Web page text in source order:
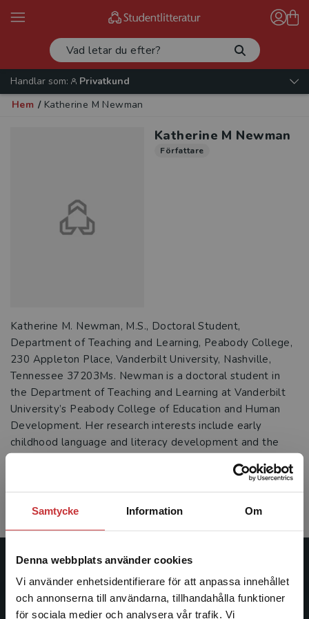
Samtycke Information Om
Denna webbplats använder cookies
Vi använder enhetsidentifierare för att anpassa innehållet
och annonserna till användarna, tillhandahålla funktioner
för sociala medier och analysera vår trafik. Vi
Handlar som:
Privatkund
Hem / Katherine M Newman
Katherine M Newman
Författare
Katherine M. Newman, M.S., Doctoral Student,
Department of Teaching and Learning, Peabody College,
230 Appleton Place, Vanderbilt University, Nashville,
Tennessee 37203Ms. Newman is a doctoral student in
the Department of Teaching and Learning at Vanderbilt
University’s Peabody College of Education and Human
Development. Her research interests include early
childhood language and literacy development and the
particularly focused on improving educational
opportunities for preschool children from low-income
backgrounds.
Studentlitteratur
Studentlitteratur grundades 1963 och är idag Sveriges